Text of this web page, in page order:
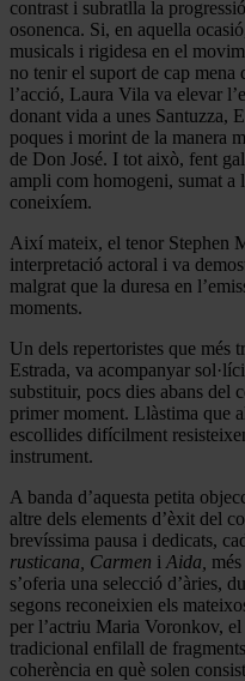
contrast i subratlla la
osonenca. Si, en aquella
musicals i rigidesa en el
no tenir el suport de cap mena
l’acció, Laura Vila va elevar
donant vida a unes Santuzza,
poques i morint de la manera
de Don José. I tot això, fent
ampli com homogeni, sumat a
coneixíem.
Així mateix, el tenor Stephen
interpretació actoral i va
malgrat que la duresa en
moments.
Un dels repertoristes que més
Estrada, va acompanyar
substituir, pocs dies abans del
primer moment. Llàstima que
escollides difícilment
instrument.
A banda d’aquesta petita
altre dels elements d’èxit del
brevíssima pausa i dedicats,
rusticana, Carmen i Aida,
s’oferia una selecció d’àries,
segons reconeixien els
per l’actriu Maria Voronkov,
tradicional enfilall de
coherència en què solen